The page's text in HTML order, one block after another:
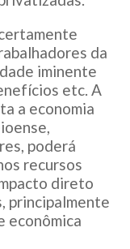
da
iminente
etc. A
a economia
poderá
recursos
direto
principalmente
econômica